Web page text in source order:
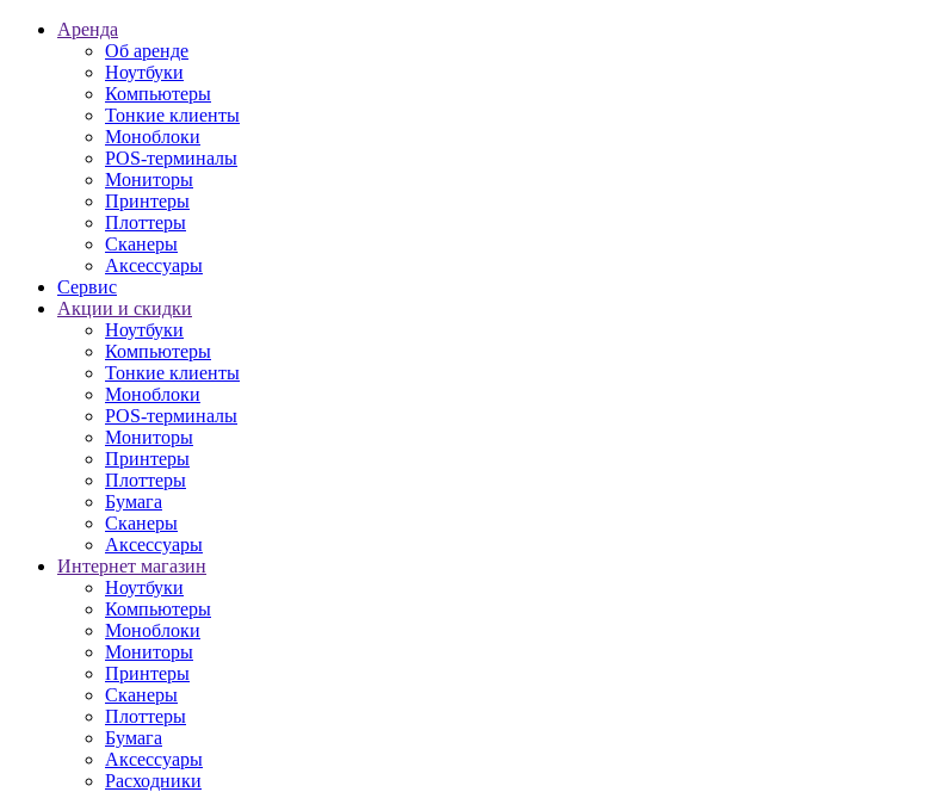
Аренда
Об аренде
Ноутбуки
Компьютеры
Тонкие клиенты
Моноблоки
POS-терминалы
Мониторы
Принтеры
Плоттеры
Сканеры
Аксессуары
Сервис
Акции и скидки
Ноутбуки
Компьютеры
Тонкие клиенты
Моноблоки
POS-терминалы
Мониторы
Принтеры
Плоттеры
Бумага
Сканеры
Аксессуары
Интернет магазин
Ноутбуки
Компьютеры
Моноблоки
Мониторы
Принтеры
Сканеры
Плоттеры
Бумага
Аксессуары
Расходники